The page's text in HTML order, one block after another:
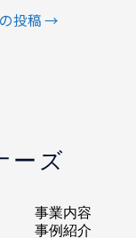
投稿→
ーズ
事業内容
事例紹介